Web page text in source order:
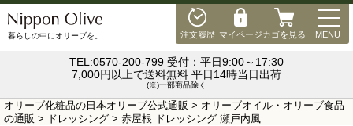
注文履歴 マイページカゴを見る MENU
暮らしの中にオリーブを。
TEL:0570-200-799 受付：平日9:00～17:30
7,000円以上で送料無料 平日14時当日出荷
(※)一部商品除く
オリーブ化粧品の日本オリーブ公式通販 > オリーブオイル・オリーブ食品
の通販 > ドレッシング > 赤屋根 ドレッシング 瀬戸内風